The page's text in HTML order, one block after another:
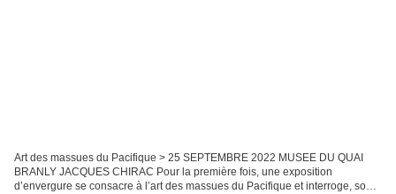
Art des massues du Pacifique > 25 SEPTEMBRE 2022 MUSEE DU QUAI
BRANLY JACQUES CHIRAC Pour la première fois, une exposition
d’envergure se consacre à l’art des massues du Pacifique et interroge, sous